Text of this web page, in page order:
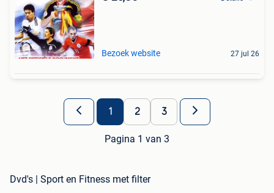
Bezoek website 27 jul 26
1 2 3
Pagina 1 van 3
Dvd's | Sport en Fitness met filter